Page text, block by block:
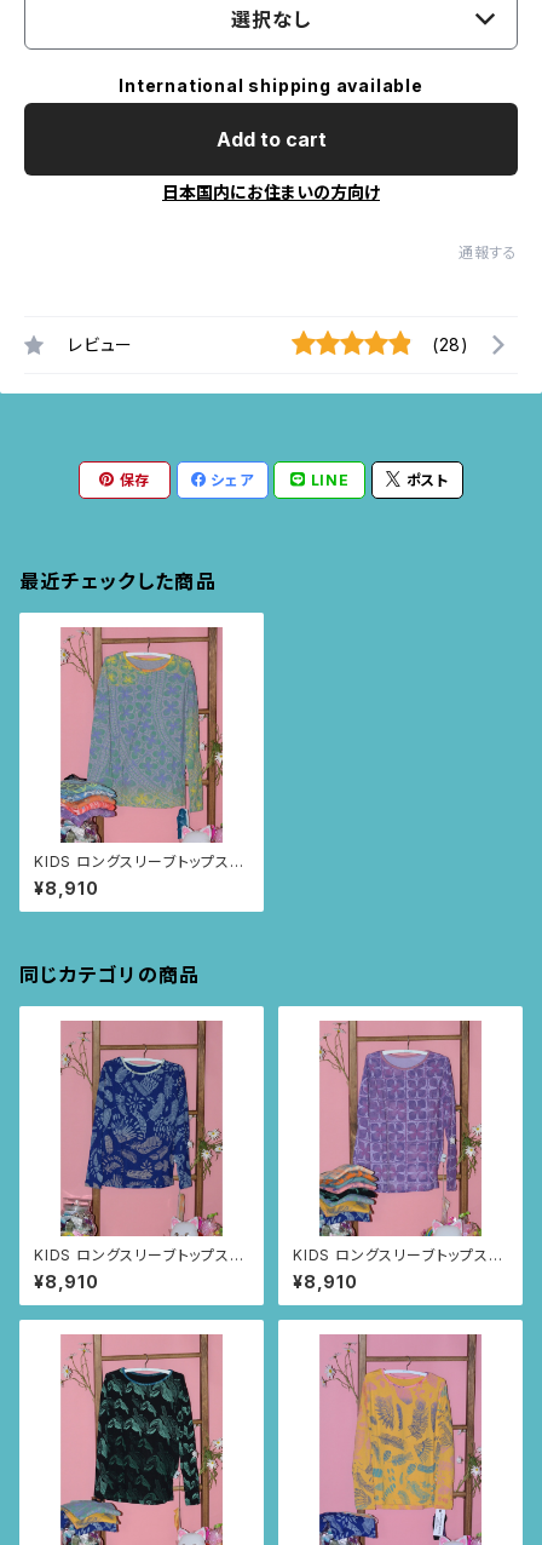
選択なし
International shipping available
Add to cart
日本国内にお住まいの方向け
通報する
レビュー (28)
保存 シェア LINE ポスト
最近チェックした商品
KIDS ロングスリーブトップス
size:10歳 (メランジグレー/
ニャンドゥティ柄)
¥8,910
同じカテゴリの商品
KIDS ロングスリーブトップス
size8歳 (ネイビー/ルイー
サの羽根柄)
¥8,910
KIDS ロングスリーブトップス
size8歳 (パープル/スクエ
アニャンドゥティ柄)
¥8,910